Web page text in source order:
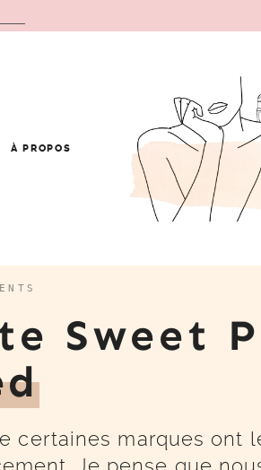
À PROPOS
Sweet
certaines marques ont